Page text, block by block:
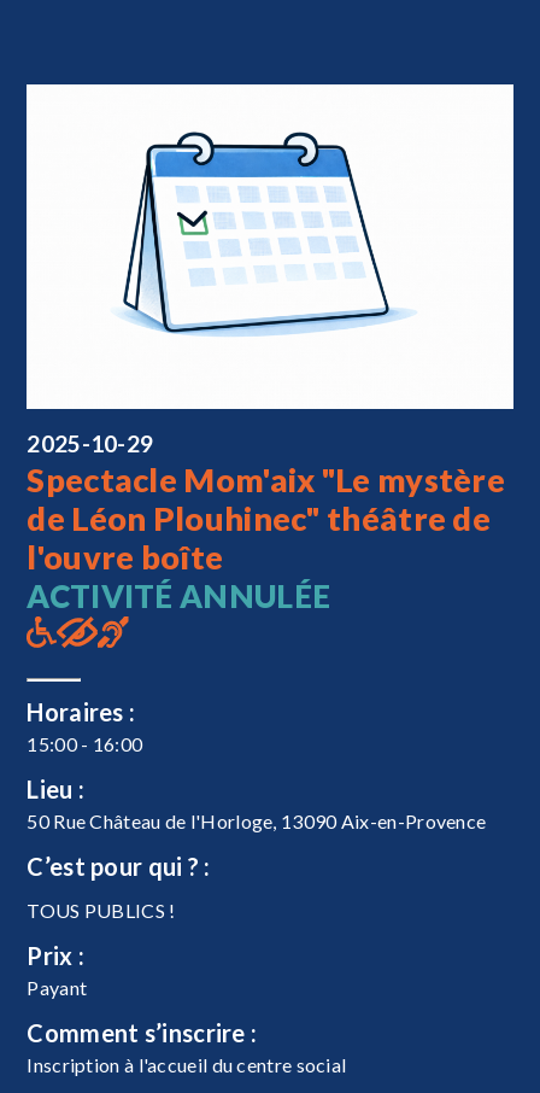
2025-10-29
Spectacle Mom'aix "Le mystère
de Léon Plouhinec" théâtre de
l'ouvre boîte
ACTIVITÉ ANNULÉE
Horaires :
15:00 - 16:00
Lieu :
50 Rue Château de l'Horloge, 13090 Aix-en-Provence
C’est pour qui ? :
TOUS PUBLICS !
Prix :
Payant
Comment s’inscrire :
Inscription à l'accueil du centre social